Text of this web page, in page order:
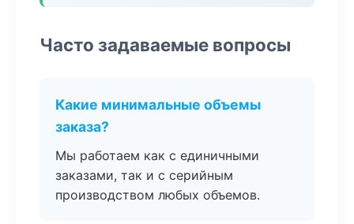
Часто задаваемые вопросы
Какие минимальные объемы
заказа?
Мы работаем как с единичными
заказами, так и с серийным
производством любых объемов.